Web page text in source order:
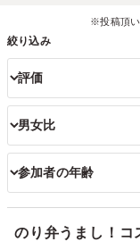
※投稿頂
絞り込み
評価
男女比
参加者の年齢
のり弁うまし！コ